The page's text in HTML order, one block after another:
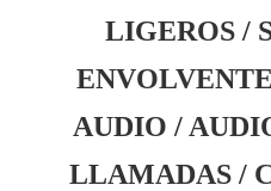
LIGEROS /
AUDIO /
LLAMADAS /